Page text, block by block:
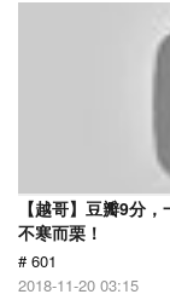
【越哥】豆瓣9分
不寒而栗！
# 601
2018-11-20 03:15